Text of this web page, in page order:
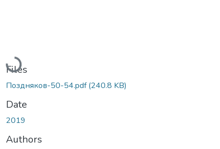
Loading...
Files
Поздняков-50-54.pdf(240.8 KB)
Date
2019
Authors